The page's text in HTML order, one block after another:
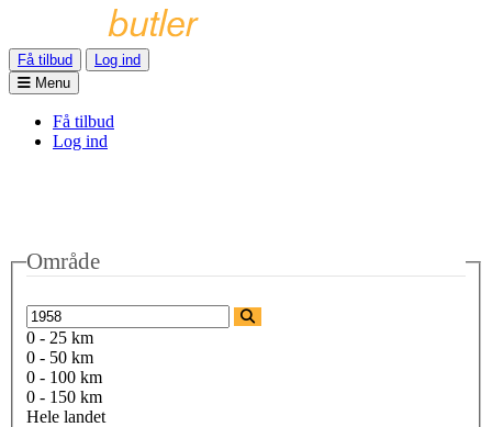
Få tilbud
Log ind
Menu
Få tilbud
Log ind
Område
0 - 25 km
0 - 50 km
0 - 100 km
0 - 150 km
Hele landet